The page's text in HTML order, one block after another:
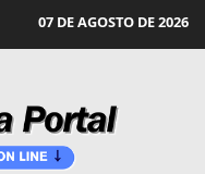
07 DE AGOSTO DE 2026